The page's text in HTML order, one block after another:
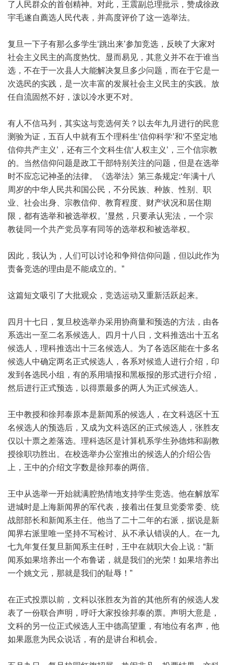
了人民群众的首创精神。对此，王震副总理批示，赞成徐政
宇毛遂自薦选人民代表，并高度评价了这一选举法。
复旦一下子有那么多学生‘跳出来’参加竞选，反映了大家对
社会主义民主的高度热忱。显而易见，其意义并不在于谁当
选，不在于一次县人大能解决复旦多少问题，而在于它是一
次选民的实践，是一次丰富的发展社会主义民主的实践。放
任自流固然不好，泼以冷水更不对。
有人不信马列，其实这与竞选何关？以去年九月进行的民意
测验为证，五百人中就有五个理科生‘信仰科学’和‘不坚定地
信仰共产主义’，还有三个文科生信‘人权主义’，三个信宗教
的。当然信仰问题是政工干部特别关注的问题，但是在选举
时不应忘记神圣的法律。《选举法》第三条规定:‘年满十八
周岁的中华人民共和国公民，不分民族、种族、性别、职
业、社会出身、宗教信仰、教育程度、财产状况和居住期
限，都有选举和被选举权。’显然，只要承认宪法，一个宗
教徒同一个共产党员享有同等的选举权和被选举权。
因此，我认为，人们可以讨论和争辩信仰问题，但以此作为
责备竞选的理由是不能成立的。”
这篇短文吸引了大批观众，竞选运动又重新活跃起来。
四月十七日，复旦校选举办采用协商量和预选的方法，由各
系选出一至二名系候选人。四月十八日，文科推选出十五名
候选人，理科推选出十三名候选人。为了各选区能在十多名
候选人中确定两名正式候选人，各系对候造人进行介绍，印
发到各选民小组，有的系用墙报和黑板报的形式进行介绍，
然后进行正式预选，以得票最多的两人为正式候选人。
王中教授和徐邦泰原本是新闻系的候选人，在文科选区十五
名候选人的预选后，又成为文科选区的正式候选人，张胜友
仅以十票之差落选。理科选区是计算机系学生孙德炜和副教
授徐职功胜出。在校选举办公室推出的候选人的介绍公告
上，王中的介绍文字数是徐邦泰的两倍。
王中从选举一开始就满腔热情地支持学生竞选。他在解放军
进城时是上海新闻界的军代表，接着出任复旦党委常委、统
战部部长和新闻系主任。他当了二十二年的右派，据说是新
闻界右派里唯一坚持不写检讨、从不承认错误的人。在一九
七九年复任复旦新闻系主任时，王中在就职大会上说：“新
闻系如果培养出一个布鲁诺，就是我们的光荣！如果培养出
一个姚文元，那就是我们的耻辱！”
在正式投票以前，文科以张胜友为首的其他所有的候选人发
表了一份联合声明，呼吁大家投徐邦泰的票。声明大意是，
文科的另一位正式候选人王中德高望重，有地位有名声，他
如果愿意为民众说话，有的是讲台和机会。